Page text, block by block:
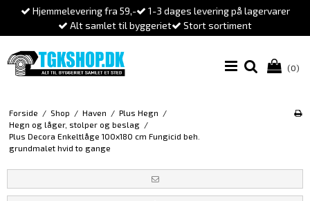
Hjemmelevering fra 59,-
1-3 dages levering på lagervarer
Alt samlet til byggeriet
Stort sortiment
(0)
Forside / Shop / Haven / Plus Hegn /
Hegn og låger, stolper og beslag /
Plus Decora Enkeltlåge 100x180 cm Fungicid beh.
grundmalet hvid to gange